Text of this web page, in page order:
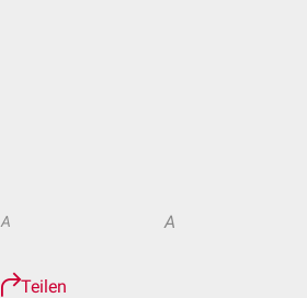
A A
Teilen